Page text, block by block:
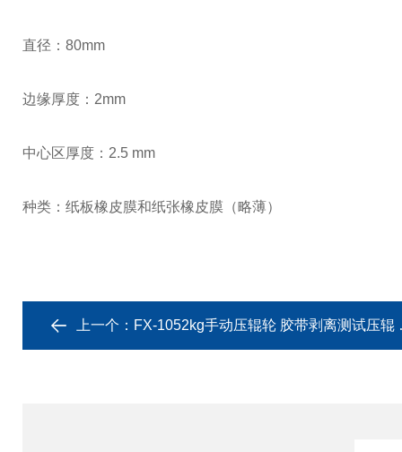
直径：80mm
边缘厚度：2mm
中心区厚度：2.5 mm
种类：纸板橡皮膜和纸张橡皮膜（略薄）
上一个： FX-1052kg手动压辊轮 胶带剥离测试压辊 持粘试验